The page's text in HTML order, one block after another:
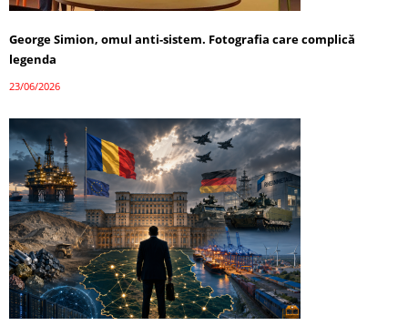
George Simion, omul anti-sistem. Fotografia care complică
legenda
23/06/2026